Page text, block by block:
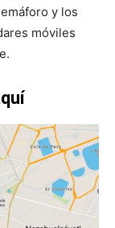
y los
móviles